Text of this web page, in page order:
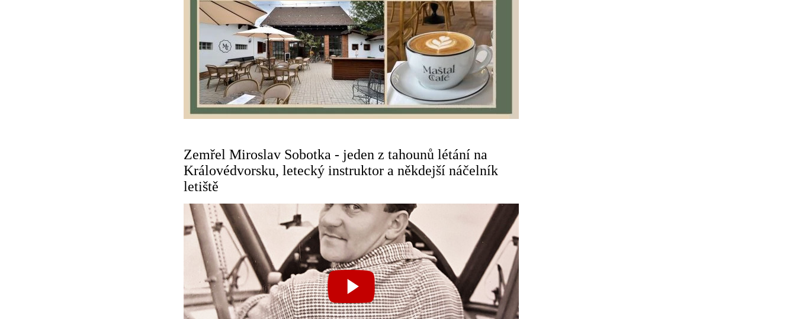
Zemřel Miroslav Sobotka - jeden z tahounů létání na
Královédvorsku, letecký instruktor a někdejší náčelník
letiště